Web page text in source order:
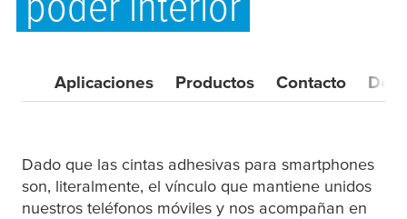
Aplicaciones Productos Contacto
Dado que las cintas adhesivas para smartphones
son, literalmente, el vínculo que mantiene unidos
nuestros teléfonos móviles y nos acompañan en